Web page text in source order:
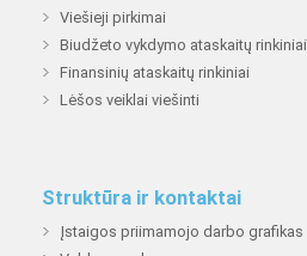
Viešieji pirkimai
Biudžeto vykdymo ataskaitų rinkiniai
Finansinių ataskaitų rinkiniai
Lėšos veiklai viešinti
Struktūra ir kontaktai
Įstaigos priimamojo darbo grafikas